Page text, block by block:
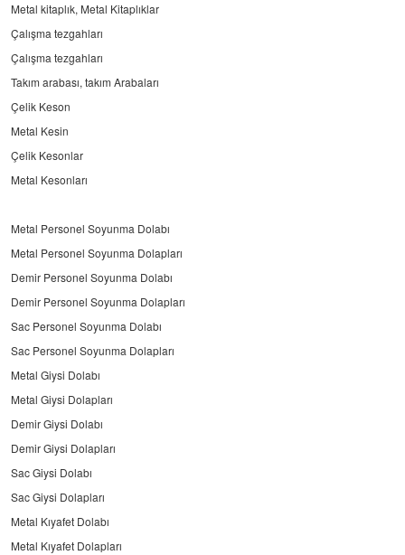
Metal kitaplık, Metal Kitaplıklar
Çalışma tezgahları
Çalışma tezgahları
Takım arabası, takım Arabaları
Çelik Keson
Metal Kesin
Çelik Kesonlar
Metal Kesonları
Metal Personel Soyunma Dolabı
Metal Personel Soyunma Dolapları
Demir Personel Soyunma Dolabı
Demir Personel Soyunma Dolapları
Sac Personel Soyunma Dolabı
Sac Personel Soyunma Dolapları
Metal Giysi Dolabı
Metal Giysi Dolapları
Demir Giysi Dolabı
Demir Giysi Dolapları
Sac Giysi Dolabı
Sac Giysi Dolapları
Metal Kıyafet Dolabı
Metal Kıyafet Dolapları